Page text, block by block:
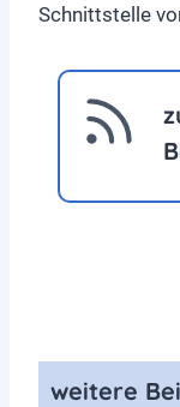
Schnittstelle
weitere